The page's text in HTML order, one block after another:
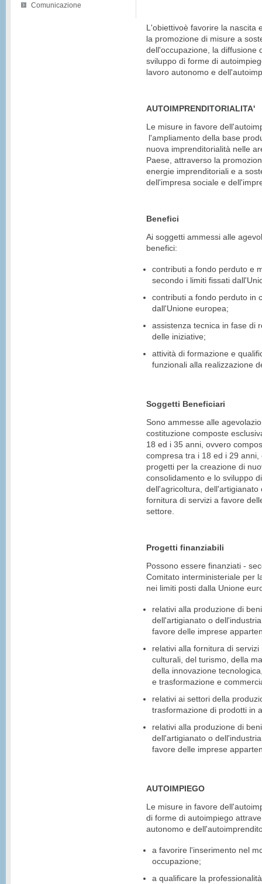
Comunicazione
L'obiettivoè favorire la nascita
la promozione di misure a
dell'occupazione, la diffusione
sviluppo di forme di
lavoro autonomo e
AUTOIMPRENDITORIALITA'
Le misure in favore
l'ampliamento della base
nuova imprenditorialità nelle
Paese, attraverso la
energie imprenditoriali e a
dell'impresa sociale e
Benefici
Ai soggetti ammessi alle
benefici:
contributi a fondo perduto e
secondo i limiti fissati
contributi a fondo perduto in
dall'Unione europea;
assistenza tecnica in fase di
delle iniziative;
attività di formazione e
funzionali alla realizzazione
Soggetti Beneficiari
Sono ammesse alle
costituzione composte
18 ed i 35 anni, ovvero
compresa tra i 18 ed i 29
progetti per la creazione di
consolidamento e lo sviluppo
dell'agricoltura,
fornitura di servizi a favore
settore.
Progetti finanziabili
Possono essere finanziati -
Comitato interministeriale per
nei limiti posti dalla Unione
relativi alla produzione di
dell'artigianato o
favore delle imprese
relativi alla fornitura di
culturali, del turismo, della
della innovazione
e trasformazione e
relativi ai settori della
trasformazione di prodotti in
relativi alla produzione di
dell'artigianato o
favore delle imprese
AUTOIMPIEGO
Le misure in favore
di forme di autoimpiego
autonomo e
a favorire l'inserimento nel
occupazione;
a qualificare la